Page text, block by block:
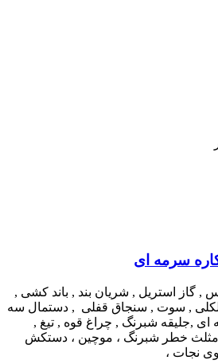
گاز استریل , شریان بند , باند کشی ,
الکلی , سوت , سنجاق قفلی , دستمال سه
,جلیقه شبرنگ , چراغ قوه , تیغ ,
مثلث خطر شبرنگ ، موچین ، دستکش
نجات ،